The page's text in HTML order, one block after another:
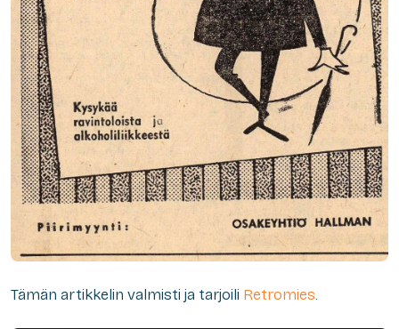
Tämän artikkelin valmisti ja tarjoili Retromies.